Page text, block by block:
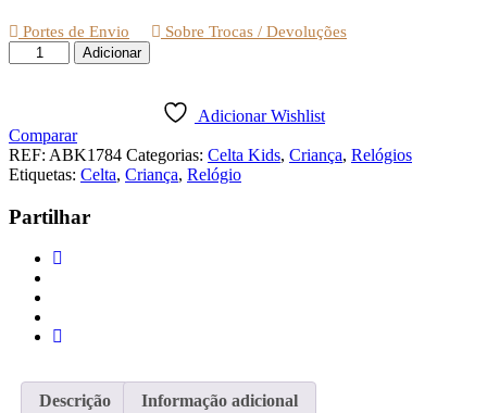
Portes de Envio Sobre Trocas / Devoluções
Quantidade
de
DE
PULSO
JOANINHAS
Adicionar
Adicionar Wishlist
Comparar
REF: ABK1784 Categorias: Celta Kids, Criança, Relógios
Etiquetas: Celta, Criança, Relógio
Partilhar
Descrição Informação adicional